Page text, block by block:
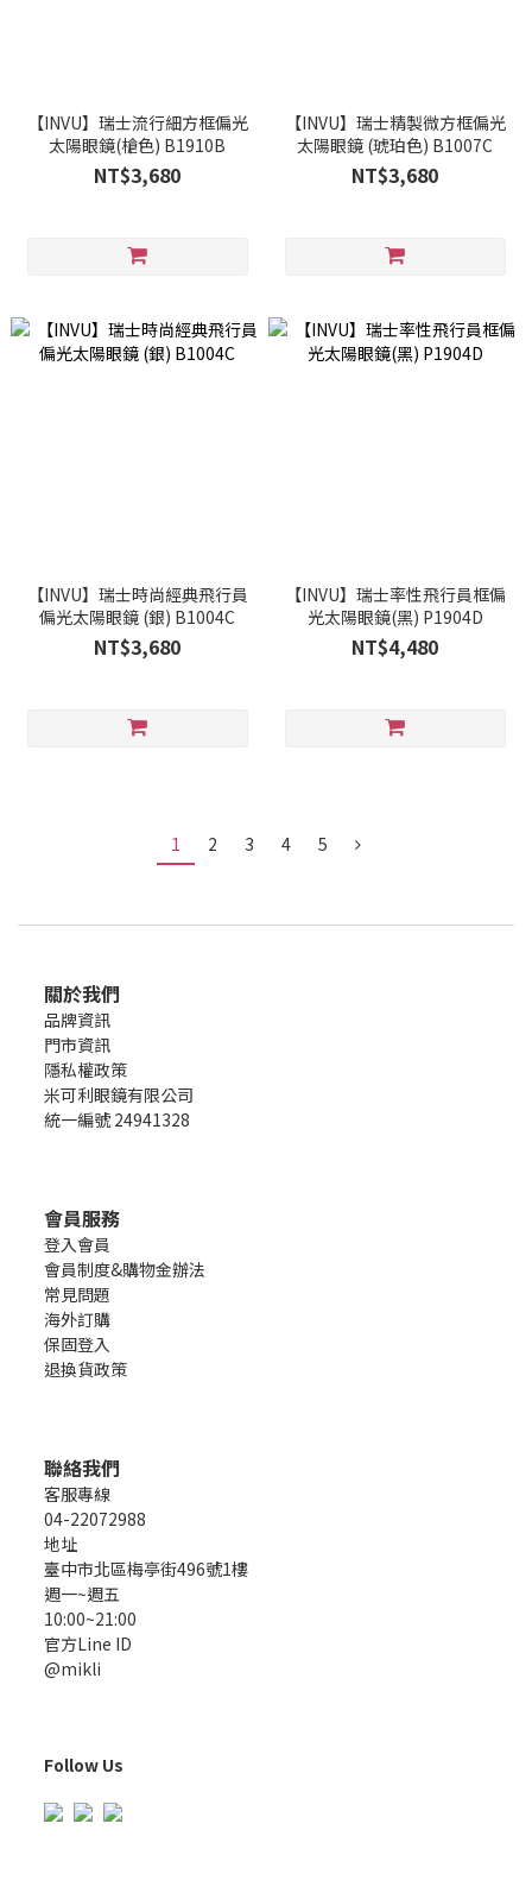
【INVU】瑞士流行細方框偏光
太陽眼鏡(槍色) B1910B
NT$3,680
【INVU】瑞士精製微方框偏光
太陽眼鏡 (琥珀色) B1007C
NT$3,680
【INVU】瑞士時尚經典飛行員
偏光太陽眼鏡 (銀) B1004C
NT$3,680
【INVU】瑞士率性飛行員框偏
光太陽眼鏡(黑) P1904D
NT$4,480
1 2 3 4 5
關於我們
品牌資訊
門市資訊
隱私權政策
米可利眼鏡有限公司
統一編號 24941328
會員服務
登入會員
會員制度&購物金辦法
常見問題
海外訂購
保固登入
退換貨政策
聯絡我們
客服專線
04-22072988
地址
臺中市北區梅亭街496號1樓
週一~週五
10:00~21:00
官方Line ID
@mikli
Follow Us